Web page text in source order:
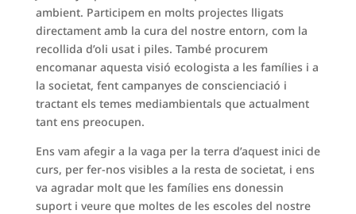
ambient. Participem en molts projectes lligats
directament amb la cura del nostre entorn, com la
recollida d’oli usat i piles. També procurem
encomanar aquesta visió ecologista a les famílies i a
la societat, fent campanyes de conscienciació i
tractant els temes mediambientals que actualment
tant ens preocupen.
Ens vam afegir a la vaga per la terra d’aquest inici de
curs, per fer-nos visibles a la resta de societat, i ens
va agradar molt que les famílies ens donessin
suport i veure que moltes de les escoles del nostre